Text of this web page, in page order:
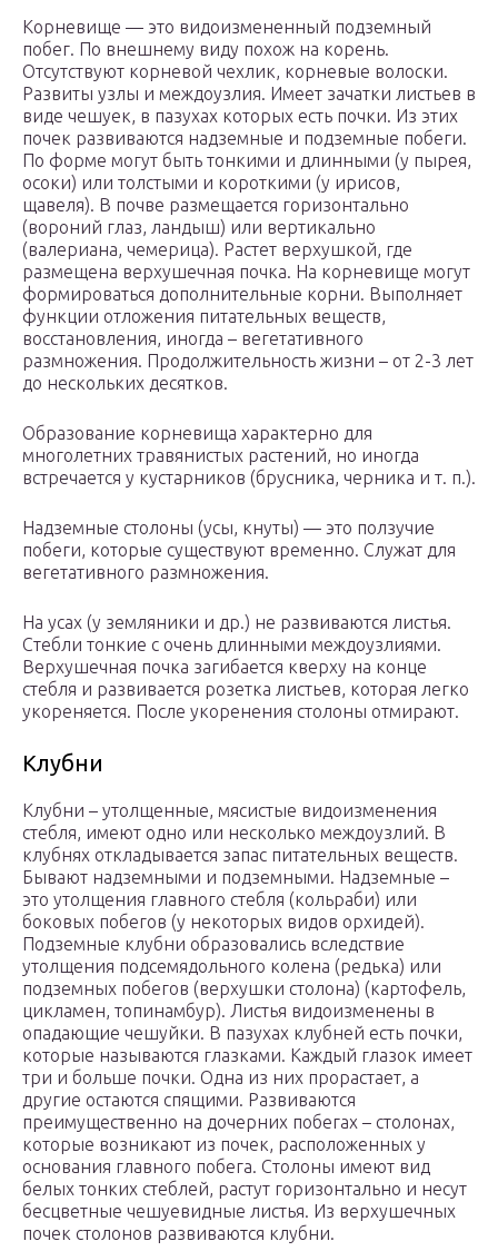
Корневище — это видоизмененный подземный
побег. По внешнему виду похож на корень.
Отсутствуют корневой чехлик, корневые волоски.
Развиты узлы и междоузлия. Имеет зачатки листьев в
виде чешуек, в пазухах которых есть почки. Из этих
почек развиваются надземные и подземные побеги.
По форме могут быть тонкими и длинными (у пырея,
осоки) или толстыми и короткими (у ирисов,
щавеля). В почве размещается горизонтально
(вороний глаз, ландыш) или вертикально
(валериана, чемерица). Растет верхушкой, где
размещена верхушечная почка. На корневище могут
формироваться дополнительные корни. Выполняет
функции отложения питательных веществ,
восстановления, иногда – вегетативного
размножения. Продолжительность жизни – от 2-3 лет
до нескольких десятков.
Образование корневища характерно для
многолетних травянистых растений, но иногда
встречается у кустарников (брусника, черника и т. п.).
Надземные столоны (усы, кнуты) — это ползучие
побеги, которые существуют временно. Служат для
вегетативного размножения.
На усах (у земляники и др.) не развиваются листья.
Стебли тонкие с очень длинными междоузлиями.
Верхушечная почка загибается кверху на конце
стебля и развивается розетка листьев, которая легко
укореняется. После укоренения столоны отмирают.
Клубни
Клубни – утолщенные, мясистые видоизменения
стебля, имеют одно или несколько междоузлий. В
клубнях откладывается запас питательных веществ.
Бывают надземными и подземными. Надземные –
это утолщения главного стебля (кольраби) или
боковых побегов (у некоторых видов орхидей).
Подземные клубни образовались вследствие
утолщения подсемядольного колена (редька) или
подземных побегов (верхушки столона) (картофель,
цикламен, топинамбур). Листья видоизменены в
опадающие чешуйки. В пазухах клубней есть почки,
которые называются глазками. Каждый глазок имеет
три и больше почки. Одна из них прорастает, а
другие остаются спящими. Развиваются
преимущественно на дочерних побегах – столонах,
которые возникают из почек, расположенных у
основания главного побега. Столоны имеют вид
белых тонких стеблей, растут горизонтально и несут
бесцветные чешуевидные листья. Из верхушечных
почек столонов развиваются клубни.